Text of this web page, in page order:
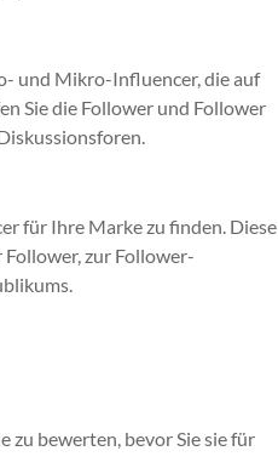
und Mikro-Influencer, die auf
Sie die Follower und Follower
für Ihre Marke zu finden. Diese
zur Follower-
zu bewerten, bevor Sie sie für